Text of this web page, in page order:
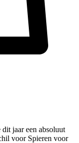
jaar een absoluut
voor Spieren voor